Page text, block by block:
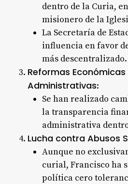
dentro de la Curia,
misionero de la
La Secretaría de
influencia en favor
más descentralizado.
Reformas Económicas
Administrativas:
Se han realizado
la transparencia
administrativa
Lucha contra Abusos
Aunque no
curial, Francisco ha
política cero